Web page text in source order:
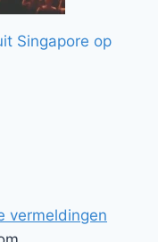
Singapore op
vermeldingen